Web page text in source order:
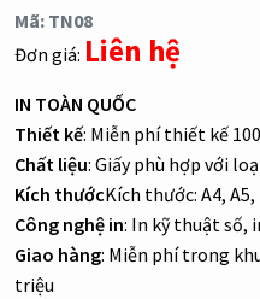
Mã: TN08
Đơn giá: Liên hệ
IN TOÀN QUỐC
Thiết kế: Miễn phí thiết kế
Chất liệu: Giấy phù hợp với
Kích thướcKích thước: A4, A5,
Công nghệ in: In kỹ thuật số,
Giao hàng: Miễn phí trong
triệu